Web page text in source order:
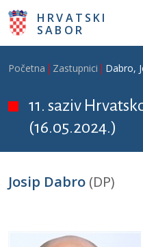
Skoči na glavni sadržaj
HRVATSKI
SABOR
Breadcrumb
Početna Zastupnici Dabro,
11. saziv
(16.05.2024.)
Josip Dabro (DP)